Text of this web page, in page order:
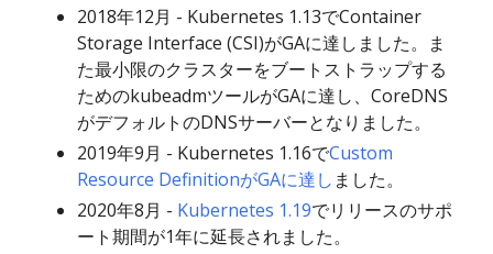
2018年12月 - Kubernetes 1.13でContainer
Storage Interface (CSI)がGAに達しました。ま
た最小限のクラスターをブートストラップする
ためのkubeadmツールがGAに達し、CoreDNS
がデフォルトのDNSサーバーとなりました。
2019年9月 - Kubernetes 1.16でCustom
Resource DefinitionがGAに達し ました。
2020年8月 - Kubernetes 1.19でリリースのサポ
ート期間が1年に延長されました。